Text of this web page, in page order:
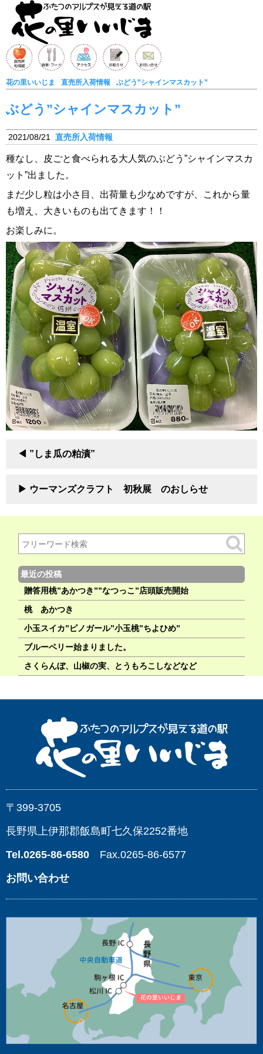
花の里いいじま 直売所入荷情報 ぶどう”シャインマスカット”
ぶどう”シャインマスカット”
2021/08/21 直売所入荷情報
種なし、皮ごと食べられる大人気のぶどう”シャインマスカ
ット”出ました。
まだ少し粒は小さ目、出荷量も少なめですが、これから量
も増え、大きいものも出てきます！！
お楽しみに。
”しま瓜の粕漬”
ウーマンズクラフト 初秋展 のおしらせ
最近の投稿
贈答用桃”あかつき””なつっこ”店頭販売開始
桃 あかつき
小玉スイカ”ピノガール”小玉桃”ちよひめ”
ブルーベリー始まりました。
さくらんぼ、山椒の実、とうもろこしなどなど
〒399-3705
長野県上伊那郡飯島町七久保2252番地
Tel.0265-86-6580 Fax.0265-86-6577
お問い合わせ